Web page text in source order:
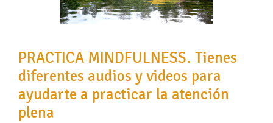
PRACTICA MINDFULNESS. Tienes
diferentes audios y videos para
ayudarte a practicar la atención
plena